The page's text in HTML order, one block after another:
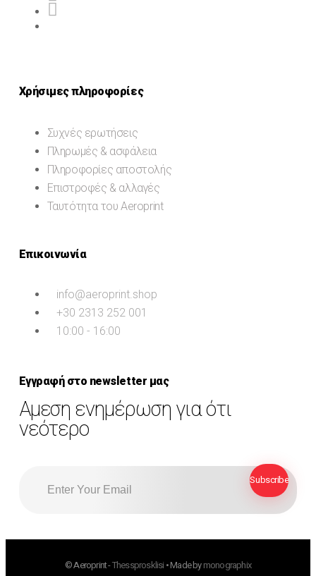
Χρήσιμες πληροφορίες
Συχνές ερωτήσεις
Πληρωμές & ασφάλεια
Πληροφορίες αποστολής
Επιστροφές & αλλαγές
Ταυτότητα του Aeroprint
Επικοινωνία
info@aeroprint.shop
+30 2313 252 001
10:00 - 16:00
Εγγραφή στο newsletter μας
Αμεση ενημέρωση για ότι
νεότερο
© Aeroprint -Thessprosklisi • Made bymonographix